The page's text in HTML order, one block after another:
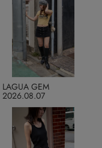
2026.08.07
LAGUA GEM